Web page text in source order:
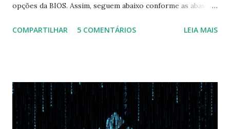
opções da BIOS. Assim, seguem abaixo conforme as abas, a
Na inicialização aperte F2 para acessar a BIOS e então faça
com Win, deixe essa opção no Auto ) Set AHCI Mode ->
Disabled USB S3 Wake-up -> Enabled Boot: Secure Boot ->
Disabled OS Mode Selection -> UEFI and CSM OS (Essa
COMPARTILHAR 5 COMENTÁRIOS LEIA MAIS